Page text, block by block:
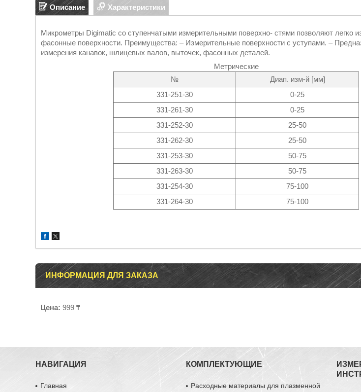
Описание Характеристики
Микрометры Digimatic со ступенчатыми измерительными поверхно‐ стями позволяют легко
фасонные поверхности. Преимущества: – Измерительные поверхности с уступами. –
измерения канавок, шлицевых валов, выточек, фасонных деталей.
Метрические
№
Диап. изм-й [мм]
331-251-30
0-25
331-261-30
0-25
331-252-30
25-50
331-262-30
25-50
331-253-30
50-75
331-263-30
50-75
331-254-30
75-100
331-264-30
75-100
ИНФОРМАЦИЯ ДЛЯ ЗАКАЗА
Цена: 999 ₸
НАВИГАЦИЯ
Главная
КОМПЛЕКТУЮЩИЕ
Расходные материалы для плазменной